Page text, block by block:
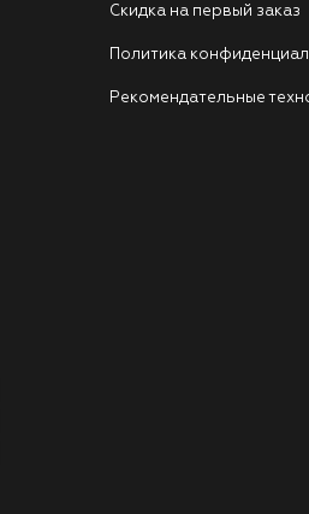
Скидка на первый заказ
Политика
Рекомендательные